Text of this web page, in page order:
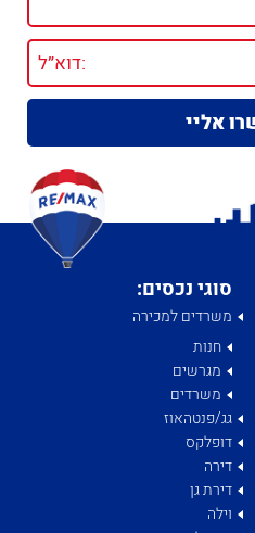
סוגי נכסים:
משרדים למכירה
חנות
מגרשים
משרדים
גג/פנטהאוז
דופלקס
דירה
דירת גן
וילה